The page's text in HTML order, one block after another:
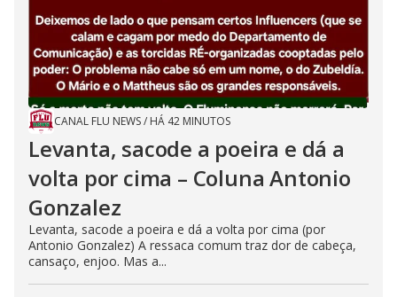
CANAL FLU NEWS/ HÁ 42 MINUTOS
Levanta, sacode a poeira e dá a
volta por cima – Coluna Antonio
Gonzalez
Levanta, sacode a poeira e dá a volta por cima (por
Antonio Gonzalez) A ressaca comum traz dor de cabeça,
cansaço, enjoo. Mas a...